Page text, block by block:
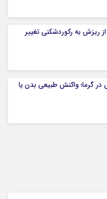
ریزش به رکوردشکنی تغییر
گرما؛ واکنش طبیعی بدن یا